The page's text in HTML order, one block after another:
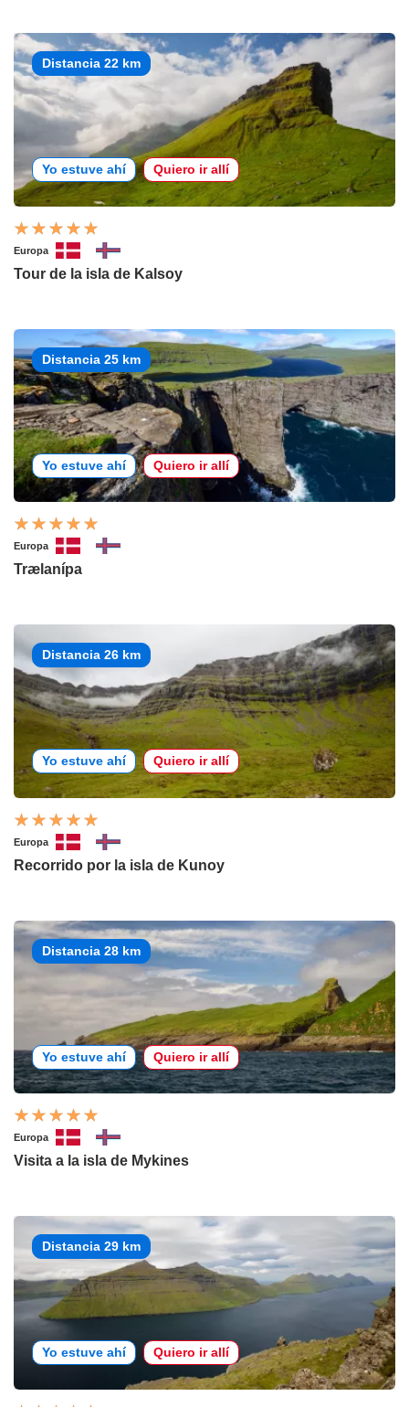
Distancia 22 km
Yo estuve ahí Quiero ir allí
Europa
Tour de la isla de Kalsoy
Distancia 25 km
Yo estuve ahí Quiero ir allí
Europa
Trælanípa
Distancia 26 km
Yo estuve ahí Quiero ir allí
Europa
Recorrido por la isla de Kunoy
Distancia 28 km
Yo estuve ahí Quiero ir allí
Europa
Visita a la isla de Mykines
Distancia 29 km
Yo estuve ahí Quiero ir allí